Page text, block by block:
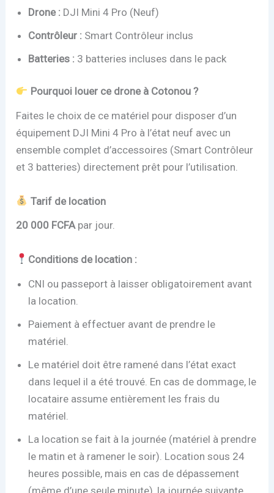
Drone : DJI Mini 4 Pro (Neuf)
Contrôleur : Smart Contrôleur inclus
Batteries : 3 batteries incluses dans le pack
Pourquoi louer ce drone à Cotonou ?
Faites le choix de ce matériel pour disposer d’un
équipement DJI Mini 4 Pro à l’état neuf avec un
ensemble complet d’accessoires (Smart Contrôleur
et 3 batteries) directement prêt pour l’utilisation.
Tarif de location
20 000 FCFApar jour.
Conditions de location :
CNI ou passeport à laisser obligatoirement avant
la location.
Paiement à effectuer avant de prendre le
matériel.
Le matériel doit être ramené dans l’état exact
dans lequel il a été trouvé. En cas de dommage, le
locataire assume entièrement les frais du
matériel.
La location se fait à la journée (matériel à prendre
le matin et à ramener le soir). Location sous 24
heures possible, mais en cas de dépassement
(même d’une seule minute), la journée suivante